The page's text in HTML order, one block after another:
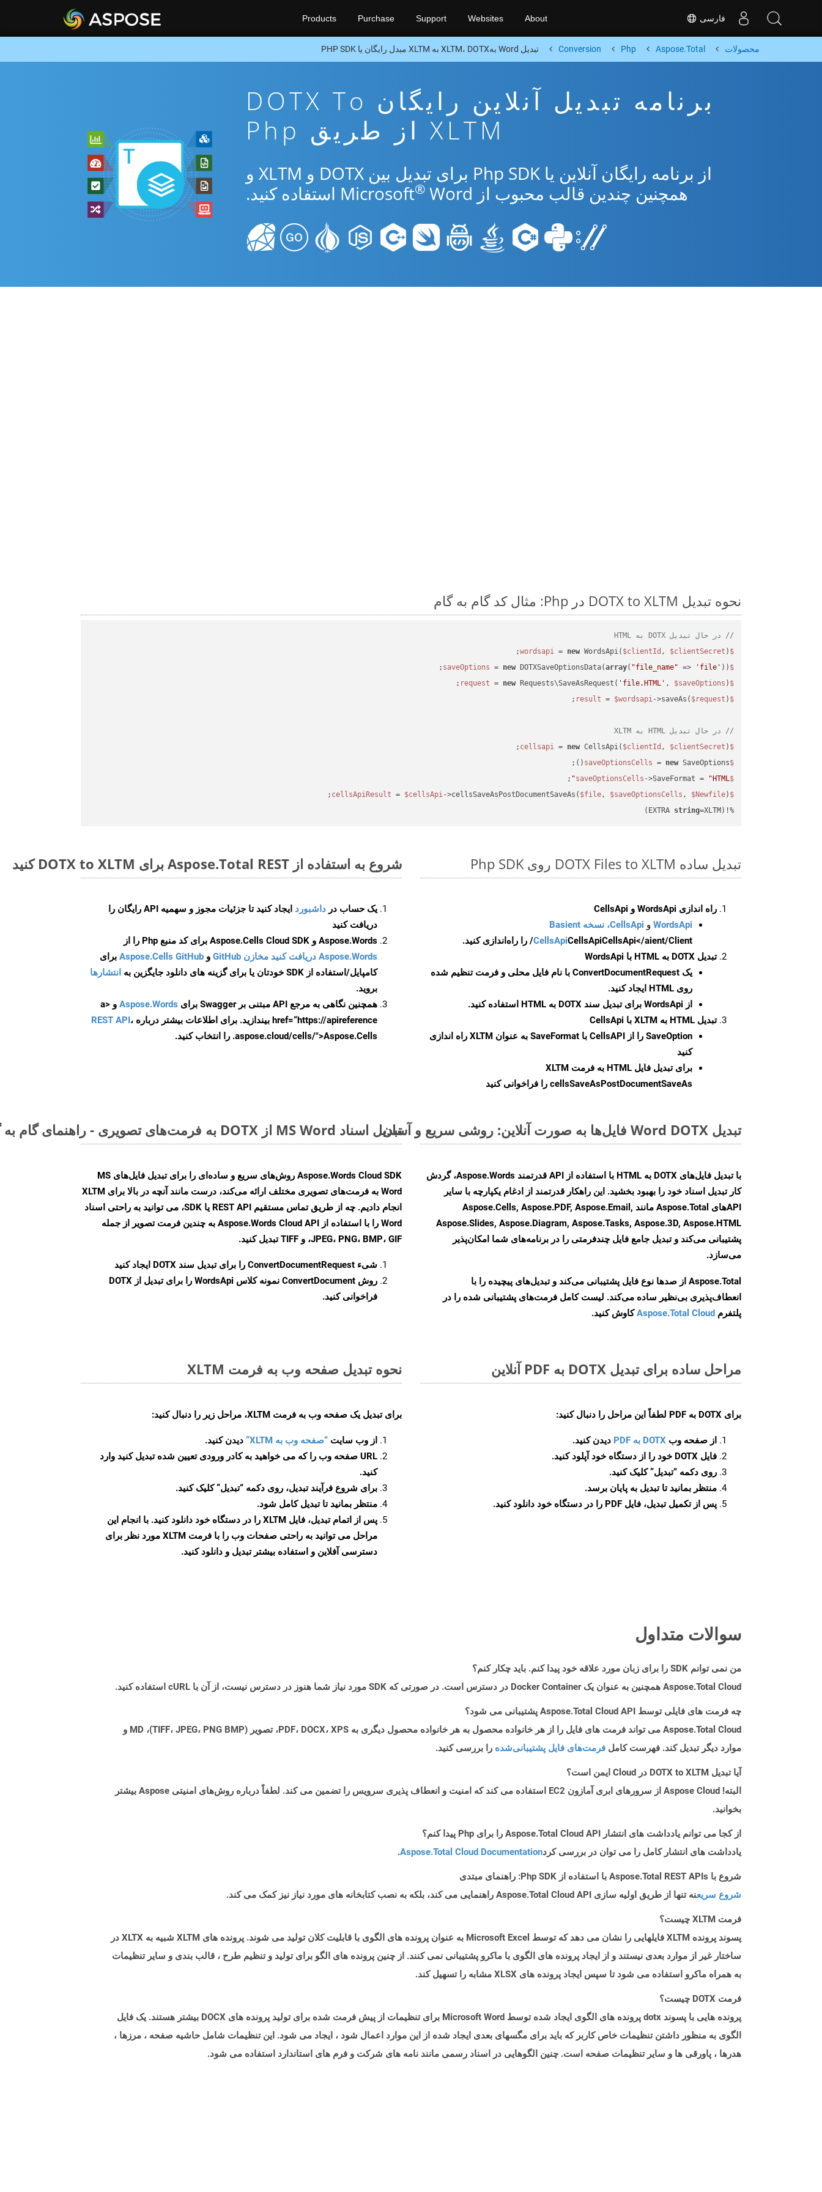
فارسی Products Purchase Support Websites About
محصولات Aspose.Total
Php
Conversion تبدیل Word بهXLTM، DOTX به XLTM مبدل رایگان یا PHP SDK
برنامه تبدیل آنلاین رایگان DOTX To
XLTM از طریق Php
از برنامه رایگان آنلاین یا Php SDK برای تبدیل بین DOTX و XLTM و
همچنین چندین قالب محبوب از Microsoft
® Word استفاده کنید.
نحوه تبدیل DOTX to XLTM در Php: مثال کد گام به گام
// در حال تبدیل DOTX به HTML
$wordsapi
= new WordsApi( $clientId , $clientSecret );
$saveOptions
= new DOTXSaveOptionsData(array( "file_name" => 'file' ));
$request
= new Requests\SaveAsRequest( 'file.HTML' , $saveOptions );
$result
= $wordsapi->saveAs( $request
// در حال تبدیل HTML به XLTM
$cellsapi
= new CellsApi( $clientId , $clientSecret );
$saveOptionsCells
= new SaveOptions();
$saveOptionsCells
->SaveFormat = "HTML"
;
$cellsApiResult
= $cellsApi->cellsSaveAsPostDocumentSaveAs( $file, $saveOptionsCells , $Newfile
%!(EXTRA
string=XLTM)
تبدیل ساده DOTX Files to XLTM روی Php SDK
راه اندازی WordsApi و CellsApi
WordsApi و CellsApi، نسخه Basient
CellsApiCellsApiCellsApi</aient/Client/ را راه‌اندازی کنید.
تبدیل DOTX به HTML با WordsApi
یک ConvertDocumentRequest با نام فایل محلی و فرمت تنظیم شده
روی HTML ایجاد کنید.
از WordsApi برای تبدیل سند DOTX به HTML استفاده کنید.
تبدیل HTML به XLTM با CellsApi
SaveOption
را از CellsAPI با SaveFormat به عنوان XLTM راه اندازی
کنید
برای تبدیل فایل HTML به فرمت
XLTM
cellsSaveAsPostDocumentSaveAs را فراخوانی کنید
شروع به استفاده از Aspose.Total REST برای DOTX to XLTM کنید
یک حساب در داشبورد
ایجاد کنید تا جزئیات مجوز و سهمیه API رایگان را
دریافت کنید
Aspose.Words و Aspose.Cells Cloud SDK برای کد منبع Php را از
Aspose.Words دریافت کنید مخازن GitHub
و Aspose.Cells GitHub برای
کامپایل/استفاده از SDK خودتان یا برای گزینه های دانلود جایگزین به
انتشارها
بروید.
همچنین نگاهی به مرجع API مبتنی بر Swagger برای
Aspose.Words
و <a
href=“https://apireference بیندازید. برای اطلاعات بیشتر درباره
REST API،
.aspose.cloud/cells/">Aspose.Cells را انتخاب کنید.
تبدیل Word DOTX فایل‌ها به صورت آنلاین: روشی سریع و آسان
با تبدیل فایل‌های DOTX به HTML با استفاده از API قدرتمند Aspose.Words، گردش
کار تبدیل اسناد خود را بهبود بخشید. این راهکار قدرتمند از ادغام یکپارچه با سایر
APIهای Aspose.Total مانند Aspose.Cells, Aspose.PDF, Aspose.Email,
Aspose.Slides, Aspose.Diagram, Aspose.Tasks, Aspose.3D, Aspose.HTML
پشتیبانی می‌کند و تبدیل جامع فایل چندفرمتی را در برنامه‌های شما امکان‌پذیر
می‌سازد.
Aspose.Total از صدها نوع فایل پشتیبانی می‌کند و تبدیل‌های پیچیده را با
انعطاف‌پذیری بی‌نظیر ساده می‌کند. لیست کامل فرمت‌های پشتیبانی شده را در
پلتفرم Aspose.Total Cloudکاوش کنید.
تبدیل اسناد MS Word از DOTX به فرمت‌های تصویری - راهنمای گام به گام
Aspose.Words Cloud SDK روش‌های سریع و ساده‌ای را برای تبدیل فایل‌های MS
Word به فرمت‌های تصویری مختلف ارائه می‌کند، درست مانند آنچه در بالا برای XLTM
انجام دادیم. چه از طریق تماس مستقیم REST API یا SDK، می توانید به راحتی اسناد
Word را با استفاده از Aspose.Words Cloud API به چندین فرمت تصویر از جمله
JPEG، PNG، BMP، GIF، و TIFF تبدیل کنید.
شیء ConvertDocumentRequest را برای تبدیل سند DOTX ایجاد کنید
روش ConvertDocument
نمونه کلاس WordsApi را برای تبدیل از DOTX
فراخوانی کنید.
مراحل ساده برای تبدیل DOTX به PDF آنلاین
برای DOTX به PDF لطفاً این مراحل را دنبال کنید:
از صفحه وب DOTX به PDF
دیدن کنید.
فایل DOTX خود را از دستگاه خود آپلود کنید.
روی دکمه “تبدیل”کلیک کنید.
منتظر بمانید تا تبدیل به پایان برسد.
پس از تکمیل تبدیل، فایل PDF را در دستگاه خود دانلود کنید.
نحوه تبدیل صفحه وب به فرمت XLTM
برای تبدیل یک صفحه وب به فرمت XLTM، مراحل زیر را دنبال کنید:
از وب سایت “صفحه وب به XLTM”
دیدن کنید.
URL صفحه وب را که می خواهید به کادر ورودی تعیین شده تبدیل کنید وارد
کنید.
برای شروع فرآیند تبدیل، روی دکمه “تبدیل” کلیک کنید.
منتظر بمانید تا تبدیل کامل شود.
پس از اتمام تبدیل، فایل XLTM را در دستگاه خود دانلود کنید. با انجام این
مراحل می توانید به راحتی صفحات وب را با فرمت XLTM مورد نظر برای
دسترسی آفلاین و استفاده بیشتر تبدیل و دانلود کنید.
سوالات متداول
من نمی توانم SDK را برای زبان مورد علاقه خود پیدا کنم. باید چکار کنم؟
Aspose.Total Cloud همچنین به عنوان یک Docker Container در دسترس است. در صورتی که SDK مورد نیاز شما هنوز در دسترس نیست، از آن با cURL استفاده کنید.
چه فرمت های فایلی توسط Aspose.Total Cloud API پشتیبانی می شود؟
Aspose.Total Cloud می تواند فرمت های فایل را از هر خانواده محصول به هر خانواده محصول دیگری به PDF، DOCX، XPS، تصویر (TIFF، JPEG، PNG BMP)، MD و
موارد دیگر تبدیل کند. فهرست کامل فرمت‌های فایل پشتیبانی‌شده را بررسی کنید.
آیا تبدیل DOTX to XLTM در Cloud ایمن است؟
البته! Aspose Cloud از سرورهای ابری آمازون EC2 استفاده می کند که امنیت و انعطاف پذیری سرویس را تضمین می کند. لطفاً درباره روش‌های امنیتی Aspose بیشتر
بخوانید.
از کجا می توانم یادداشت های انتشار Aspose.Total Cloud API را برای Php پیدا کنم؟
یادداشت های انتشار کامل را می توان در بررسی کردAspose.Total Cloud Documentation
.
شروع با Aspose.Total REST APIs با استفاده از Php SDK: راهنمای مبتدی
شروع سریعنه تنها از طریق اولیه سازی Aspose.Total Cloud API راهنمایی می کند، بلکه به نصب کتابخانه های مورد نیاز نیز کمک می کند.
فرمت XLTM چیست؟
پسوند پرونده XLTM فایلهایی را نشان می دهد که توسط Microsoft Excel به عنوان پرونده های الگوی با قابلیت کلان تولید می شوند. پرونده های XLTM شبیه به XLTX در
ساختار غیر از موارد بعدی نیستند و از ایجاد پرونده های الگوی با ماکرو پشتیبانی نمی کنند. از چنین پرونده های الگو برای تولید و تنظیم طرح ، قالب بندی و سایر تنظیمات
به همراه ماکرو استفاده می شود تا سپس ایجاد پرونده های XLSX مشابه را تسهیل کند.
فرمت DOTX چیست؟
پرونده هایی با پسوند dotx پرونده های الگوی ایجاد شده توسط Microsoft Word برای تنظیمات از پیش فرمت شده برای تولید پرونده های DOCX بیشتر هستند. یک فایل
الگوی به منظور داشتن تنظیمات خاص کاربر که باید برای مگسهای بعدی ایجاد شده از این موارد اعمال شود ، ایجاد می شود. این تنظیمات شامل حاشیه صفحه ، مرزها ،
هدرها ، پاورقی ها و سایر تنظیمات صفحه است. چنین الگوهایی در اسناد رسمی مانند نامه های شرکت و فرم های استاندارد استفاده می شود.